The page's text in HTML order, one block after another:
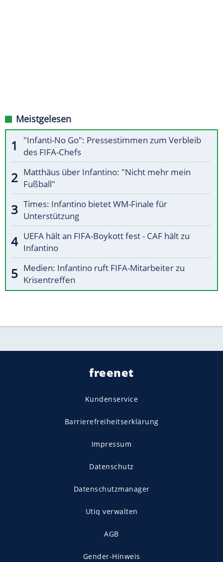
Meistgelesen
"Infanti-No Go": Pressestimmen zum Verbleib
des FIFA-Chefs
Matthäus über Infantino: "Nicht mehr mein
Fußball"
Times: Infantino bietet WM-Finale für
Unterstützung
UEFA hält an FIFA-Boykott fest - CAF hält zu
Infantino
Medien: Infantino ruft FIFA-Mitarbeiter zu
Krisentreffen
freenet
Kundenservice
Barrierefreiheitserklärung
Impressum
Datenschutz
Datenschutzmanager
Utiq verwalten
AGB
Gender-Hinweis